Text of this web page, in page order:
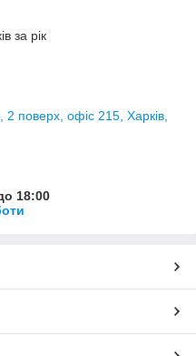
за рік
поверх, офіс 215, Харків,
18:00